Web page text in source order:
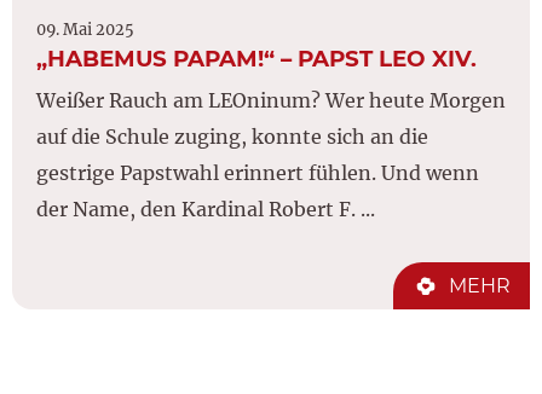
09. Mai 2025
„HABEMUS PAPAM!“ – PAPST LEO XIV.
Weißer Rauch am LEOninum? Wer heute Morgen
auf die Schule zuging, konnte sich an die
gestrige Papstwahl erinnert fühlen. Und wenn
der Name, den Kardinal Robert F. ...
MEHR